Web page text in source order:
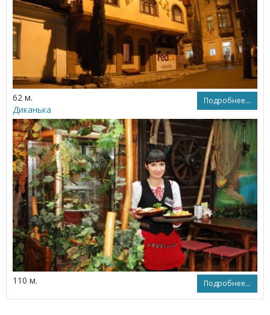
62 м. Подробнее...
Диканька
110 м. Подробнее...